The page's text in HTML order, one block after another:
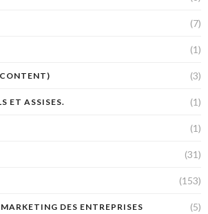
(7)
(1)
(3)
ET ASSISES. (1)
(1)
(31)
(153)
DES ENTREPRISES (5)